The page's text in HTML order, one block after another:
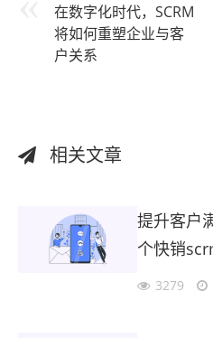
在数字化时代，SCRM
将如何重塑企业与客
户关系
相关文章
提升客户
个快销
3279